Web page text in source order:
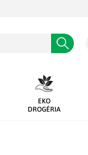
Hľadať
EKO
DROGÉRIA